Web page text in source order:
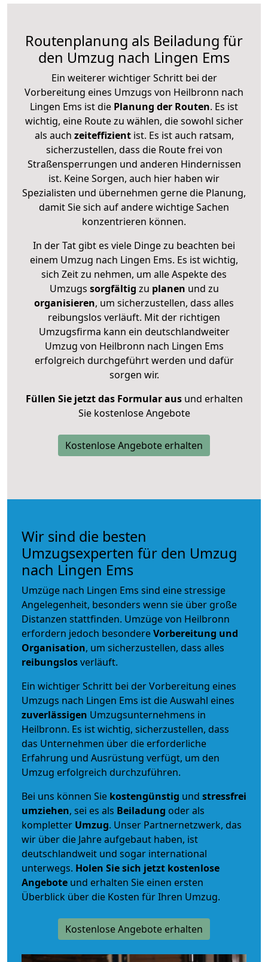
Routenplanung als Beiladung für
den Umzug nach Lingen Ems
Ein weiterer wichtiger Schritt bei der
Vorbereitung eines Umzugs von Heilbronn nach
Lingen Ems ist die Planung der Routen. Es ist
wichtig, eine Route zu wählen, die sowohl sicher
als auch zeiteffizientist. Es ist auch ratsam,
sicherzustellen, dass die Route frei von
Straßensperrungen und anderen Hindernissen
ist. Keine Sorgen, auch hier haben wir
Spezialisten und übernehmen gerne die Planung,
damit Sie sich auf andere wichtige Sachen
konzentrieren können.
In der Tat gibt es viele Dinge zu beachten bei
einem Umzug nach Lingen Ems. Es ist wichtig,
sich Zeit zu nehmen, um alle Aspekte des
Umzugs sorgfältig zu planen und zu
organisieren, um sicherzustellen, dass alles
reibungslos verläuft. Mit der richtigen
Umzugsfirma kann ein deutschlandweiter
Umzug von Heilbronn nach Lingen Ems
erfolgreich durchgeführt werden und dafür
sorgen wir.
Füllen Sie jetzt das Formular ausund erhalten
Sie kostenlose Angebote
Kostenlose Angebote erhalten
Wir sind die besten
Umzugsexperten für den Umzug
nach Lingen Ems
Umzüge nach Lingen Ems sind eine stressige
Angelegenheit, besonders wenn sie über große
Distanzen stattfinden. Umzüge von Heilbronn
erfordern jedoch besondereVorbereitung und
Organisation, um sicherzustellen, dass alles
reibungslosverläuft.
Ein wichtiger Schritt bei der Vorbereitung eines
Umzugs nach Lingen Ems ist die Auswahl eines
zuverlässigen Umzugsunternehmens in
Heilbronn. Es ist wichtig, sicherzustellen, dass
das Unternehmen über die erforderliche
Erfahrung und Ausrüstung verfügt, um den
Umzug erfolgreich durchzuführen.
Bei uns können Sie kostengünstig und stressfrei
umziehen, sei es als Beiladung oder als
kompletter Umzug. Unser Partnernetzwerk, das
wir über die Jahre aufgebaut haben, ist
deutschlandweit und sogar international
unterwegs. Holen Sie sich jetzt kostenlose
Angebote und erhalten Sie einen ersten
Überblick über die Kosten für Ihren Umzug.
Kostenlose Angebote erhalten